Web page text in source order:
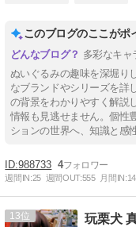
このブログのここがポ
多彩なキャ
ぬいぐるみの趣味を深堀り
なブランドやシリーズを詳
の背景をわかりやすく解説
情報も見逃せません。個性
ションの世界へ、知識と感
988733 4
週間IN:25 週間OUT:555 月間IN:
13 玩栗犬